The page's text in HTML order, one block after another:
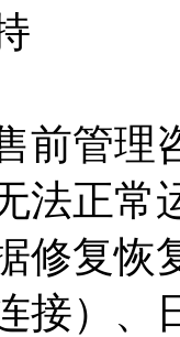
前管理
法正常
修复恢
接）